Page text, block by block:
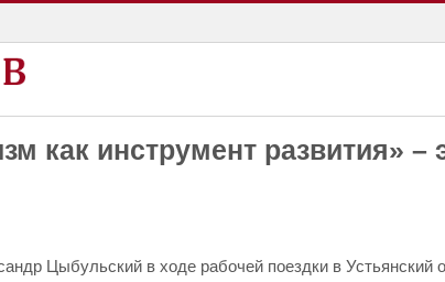
как инструмент развития» –
Цыбульский в ходе рабочей поездки в Устьянский